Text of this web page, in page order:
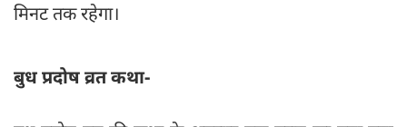
मिनट तक रहेगा।
बुध प्रदोष व्रत कथा-